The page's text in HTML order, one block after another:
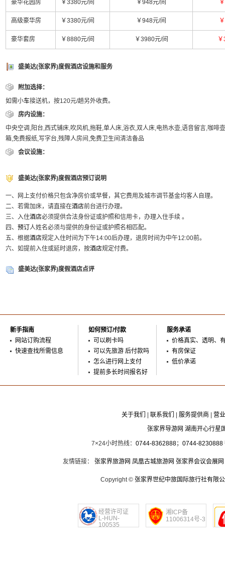
豪华花园房 ￥3380元/间 ￥948元/间
高级豪华房 ￥3380元/间 ￥948元/间
豪华套房 ￥8880元/间 ￥3980元/间
盛美达(张家界)度假酒店设施和服务
附加选择：
如需小车接送机，按120元/趟另外收费。
房内设施：
中央空调,阳台,西式铺床,吹风机,拖鞋,单人床,浴衣,双人床,电热水壶,语音留言,咖啡
箱,免费报纸,写字台,残障人房间,免费卫生间清洁备品
会议设施：
盛美达(张家界)度假酒店预订说明
一、网上支付价格只包含净房价或早餐，其它费用及城市调节基金均客人自理。
二、若需加床，请直接在酒店前台进行办理。
三、入住酒店必须提供合法身份证或护照和信用卡，办理入住手续 。
四、 预订 人姓名必须与提供的身份证或护照名相匹配。
五、根据酒店规定入住时间为下午14:00后办理，退房时间为中午12:00前。
六、如提前入住或延时退房，按酒店规定付费。
盛美达(张家界)度假酒店点评
新手指南
网站订购流程
快速查找所需信息
如何预订/付款
可以刷卡吗
可以先旅游 后付款吗
怎么进行网上支付
提前多长时间报名好
服务承诺
价格真实、透明、
有房保证
低价承诺
关于我们 联系我们 服务提供商
营
张家界导游网 湖南开心行星
7×24小时热线： 0744-8362888； 0744-8230888
友情链接： 张家界旅游网 凤凰古城旅游网 张家界会议会展网
Copyright © 张家界世纪中旅国际旅行社有限
经营许可证
L-HUN-
100535
湘ICP备
11006314号-3